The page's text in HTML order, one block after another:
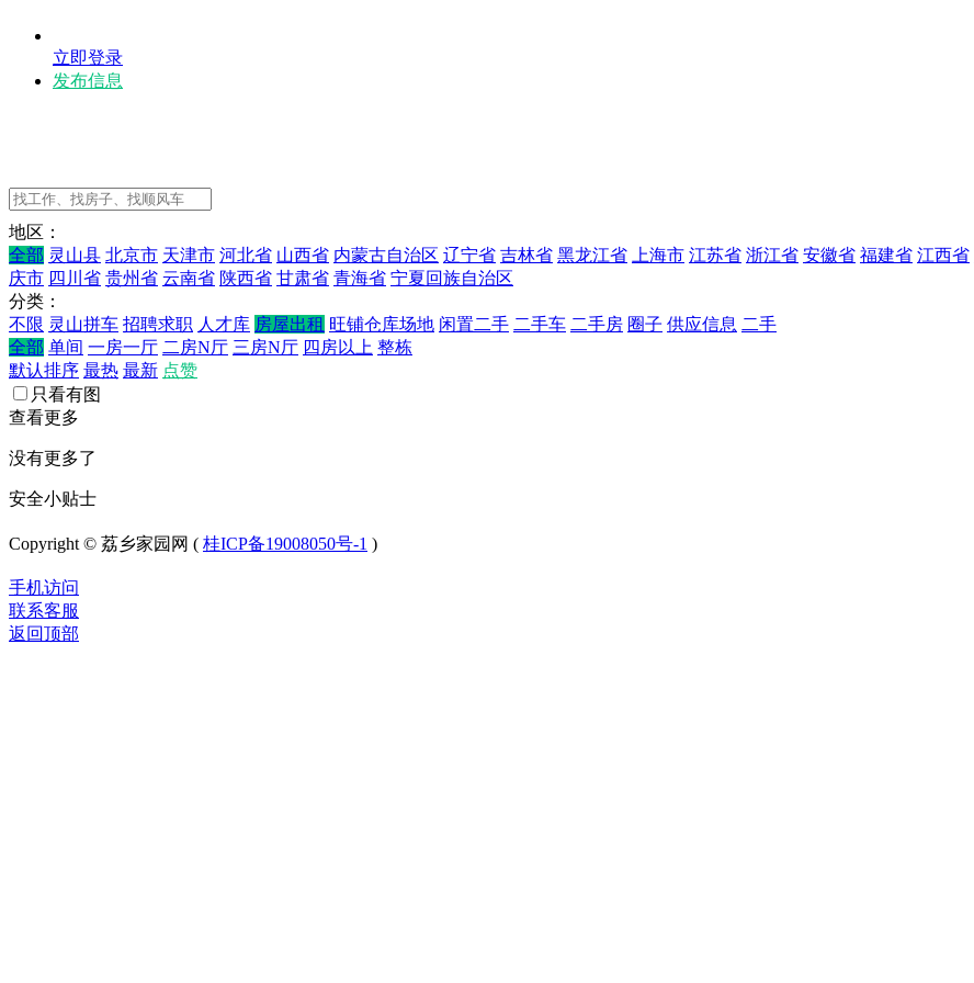
立即登录
发布信息
地区：
全部 灵山县 北京市 天津市 河北省 山西省 内蒙古自治区 辽宁省 吉林省 黑龙江省 上海市 江苏省 浙江省 安徽省 福建省 江西省
庆市 四川省 贵州省 云南省 陕西省 甘肃省 青海省 宁夏回族自治区
分类：
不限 灵山拼车 招聘求职 人才库 房屋出租 旺铺仓库场地 闲置二手 二手车 二手房 圈子 供应信息 二手
全部 单间 一房一厅 二房N厅 三房N厅 四房以上 整栋
默认排序 最热 最新 点赞
只看有图
查看更多
没有更多了
安全小贴士
Copyright © 荔乡家园网 ( 桂ICP备19008050号-1 )
手机访问
联系客服
返回顶部